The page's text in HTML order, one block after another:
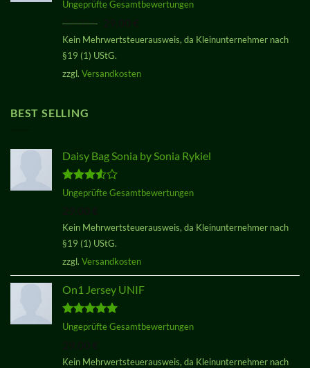
Bewertet
von 5
Ungeprüfte Gesamtbewertungen
29,00€
Preis
war:
Preis
Kein Mehrwertsteuerausweis, da Kleinunternehmer nach
§19 (1) UStG.
zzgl. Versandkosten
BEST SELLING
Daisy Bag Sonia by Sonia Rykiel
Bewertet
Ungeprüfte Gesamtbewertungen
Kein Mehrwertsteuerausweis, da Kleinunternehmer nach
§19 (1) UStG.
zzgl. Versandkosten
On1 Jersey UNIF
Bewertet
Ungeprüfte Gesamtbewertungen
Kein Mehrwertsteuerausweis, da Kleinunternehmer nach